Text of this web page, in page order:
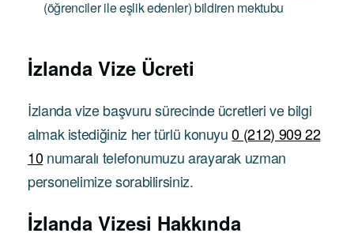
(öğrenciler ile eşlik edenler) bildiren mektubu
İzlanda Vize Ücreti
İzlanda vize başvuru sürecinde ücretleri ve bilgi
almak istediğiniz her türlü konuyu0 (212) 909 22
10numaralı telefonumuzu arayarak uzman
personelimize sorabilirsiniz.
İzlanda Vizesi Hakkında